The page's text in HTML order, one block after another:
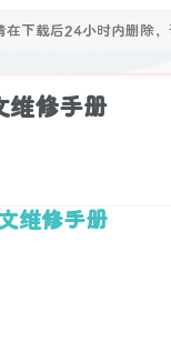
下载后24小时内删除，
修手册
维修手册